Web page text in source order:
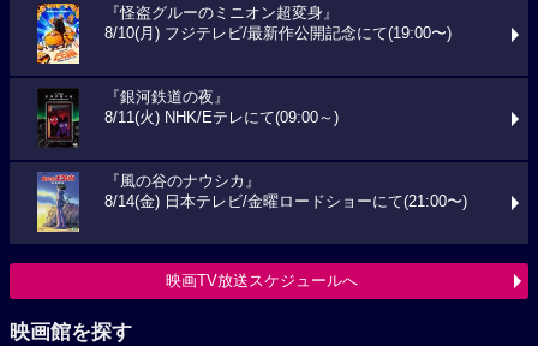
『怪盗グルーのミニオン超変身』
8/10(月) フジテレビ/最新作公開記念にて(19:00〜)
『銀河鉄道の夜』
8/11(火) NHK/Eテレにて(09:00～)
『風の谷のナウシカ』
8/14(金) 日本テレビ/金曜ロードショーにて(21:00〜)
映画TV放送スケジュールへ
映画館を探す